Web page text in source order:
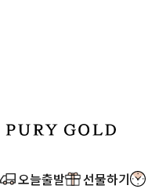
오늘출발 선물하기